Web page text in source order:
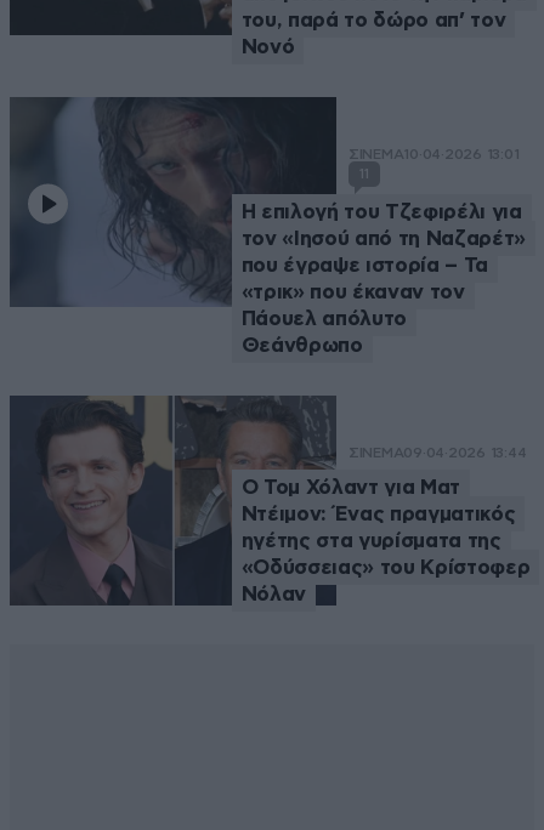
του, παρά το δώρο απ’ τον
Νονό
ΣΙΝΕΜΑ 10·04·2026 13:01
Η επιλογή του Τζεφιρέλι για
τον «Ιησού από τη Ναζαρέτ»
που έγραψε ιστορία – Τα
«τρικ» που έκαναν τον
Πάουελ απόλυτο
Θεάνθρωπο
ΣΙΝΕΜΑ09·04·2026 13:44
Ο Τομ Χόλαντ για Ματ
Ντέιμον: Ένας πραγματικός
ηγέτης στα γυρίσματα της
«Οδύσσειας» του Κρίστοφερ
Νόλαν